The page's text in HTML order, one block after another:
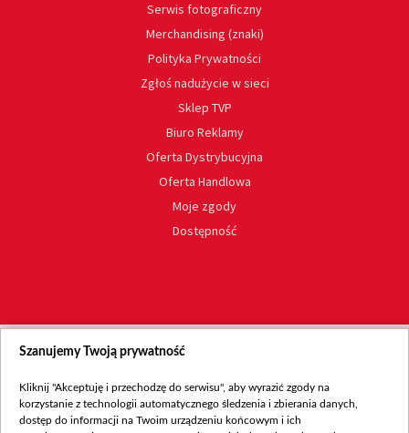
Serwis fotograficzny
Merchandising (znaki)
Polityka Prywatności
Zgłoś nadużycie w sieci
Sklep TVP
Biuro Reklamy
Oferta Dystrybucyjna
Oferta Handlowa
Moje zgody
Dostępność
Szanujemy Twoją prywatność
Kliknij "Akceptuję i przechodzę do serwisu", aby wyrazić zgody na
korzystanie z technologii automatycznego śledzenia i zbierania danych,
dostęp do informacji na Twoim urządzeniu końcowym i ich